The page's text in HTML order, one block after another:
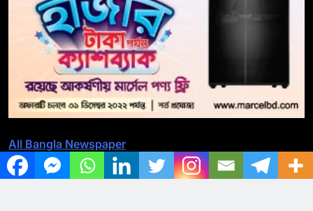
All Bangla Newspaper
All BD Newspaper